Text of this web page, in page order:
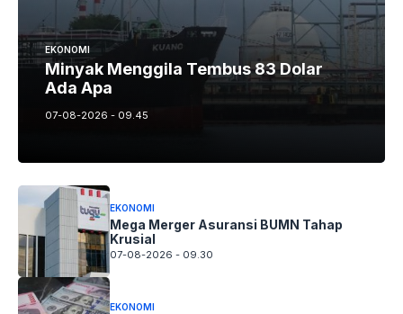
EKONOMI
Minyak Menggila Tembus 83 Dolar
Ada Apa
07-08-2026 - 09.45
EKONOMI
Mega Merger Asuransi BUMN Tahap
Krusial
07-08-2026 - 09.30
EKONOMI